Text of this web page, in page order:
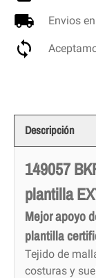
Envios
Descripción
149057
plantilla
Mejor apoyo
plantilla
Tejido de
costuras y